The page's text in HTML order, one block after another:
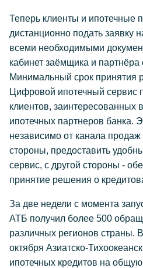
Теперь клиенты и ипотечные
дистанционно подать заявку
всеми необходимыми
кабинет заёмщика и партнёра
Минимальный срок принятия
Цифровой ипотечный сервис
клиентов, заинтересованных
ипотечных партнеров банка.
независимо от канала продаж
стороны, предоставить
сервис, с другой стороны -
принятие решения о
За две недели с момента
АТБ получил более 500
различных регионов страны.
октября Азиатско-
ипотечных кредитов на